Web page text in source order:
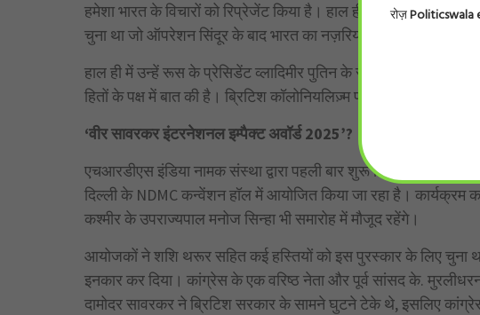
हमेशा भारत के विचारों को रिप्रेजेंट किया है। हाल ही में, उन्हें प्राइम
चुना था जो ऑपरेशन सिंदूर के बाद भारत का नज़रिया रखने के लिए विदेश
हाल ही में उन्हें रूस के प्रेसिडेंट व्लादिमीर पुतिन के सम्मान में स्टेट डिनर
हितों के पक्ष में बात की है। ब्रिटिश कॉलोनियलिज़्म पर उनकी बातें
‘वीर सावरकर इंटरनेशनल इम्पैक्ट अवॉर्ड 2025’?
एचआरडीएस इंडिया नामक संस्था द्वारा पहली बार शुरू किया गया ‘वीर
दिल्ली के NDMC कन्वेंशन हॉल में आयोजित किया जा रहा है। कार्यक्रम
कश्मीर के उपराज्यपाल मनोज सिन्हा भी समारोह में मौजूद रहेंगे।
आयोजकों ने शशि थरूर सहित कई हस्तियों को इस पुरस्कार के लिए
इनकार कर दिया। कांग्रेस के एक वरिष्ठ नेता और पूर्व सांसद के.
दामोदर सावरकर ने ब्रिटिश सरकार के सामने घुटने टेके थे, इसलिए
रोज़Politicswala